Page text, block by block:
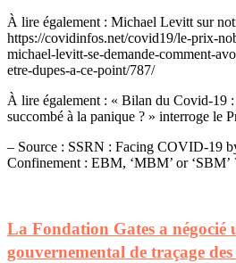
À lire également : Michael Levitt sur
https://covidinfos.net/covid19/le-prix-
michael-levitt-se-demande-comment-
etre-dupes-a-ce-point/787/
À lire également : « Bilan du Covid-19
succombé à la panique ? » interroge le
– Source : SSRN : Facing COVID-19
Confinement : EBM, ‘MBM’ or ‘SBM’
La Fondation Gates a négocié
gouvernemental de traçage